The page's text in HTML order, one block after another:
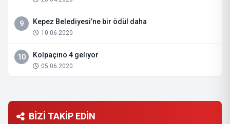
9 Kepez Belediyesi’ne bir ödül daha
10.06.2020
10 Kolpaçino 4 geliyor
05.06.2020
BİZİ TAKİP EDİN